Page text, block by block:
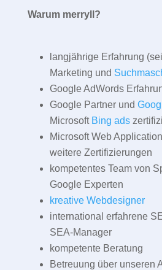
Warum merryll?
langjährige Erfahrung
Marketing und
Google AdWords
Google Partner und
Microsoft Bing ads
Microsoft Web
weitere Zertifizierungen
kompetentes Team von
Google Experten
kreative Webdesigner
international erfahrene
SEA-Manager
kompetente Beratung
Betreuung über unseren